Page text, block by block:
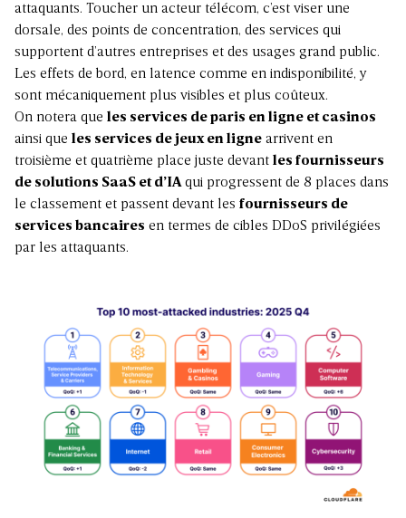
attaquants. Toucher un acteur télécom, c’est viser une
dorsale, des points de concentration, des services qui
supportent d’autres entreprises et des usages grand public.
Les effets de bord, en latence comme en indisponibilité, y
sont mécaniquement plus visibles et plus coûteux.
On notera que les services de paris en ligne et casinos
ainsi que les services de jeux en ligne arrivent en
troisième et quatrième place juste devant les fournisseurs
de solutions SaaS et d’IAqui progressent de 8 places dans
le classement et passent devant les fournisseurs de
services bancaires en termes de cibles DDoS privilégiées
par les attaquants.